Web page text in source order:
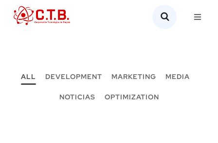
ALL DEVELOPMENT MARKETING MEDIA
NOTICIAS OPTIMIZATION